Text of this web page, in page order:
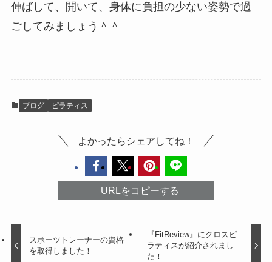
伸ばして、開いて、身体に負担の少ない姿勢で過
ごしてみましょう＾＾
ブログ ピラティス
よかったらシェアしてね！
URLをコピーする
スポーツトレーナーの資格
を取得しました！
『FitReview』にクロスピ
ラティスが紹介されまし
た！